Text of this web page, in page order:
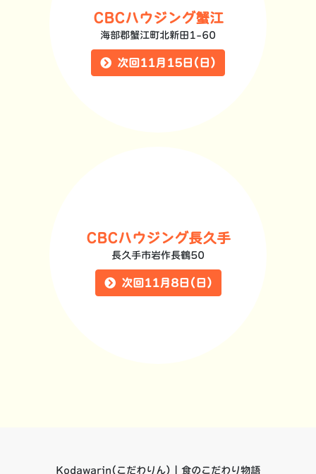
CBCハウジング蟹江
海部郡蟹江町北新田1-60
次回11月15日(日)
CBCハウジング長久手
長久手市岩作長鶴50
次回11月8日(日)
Kodawarin(こだわりん) | 食のこだわり物語